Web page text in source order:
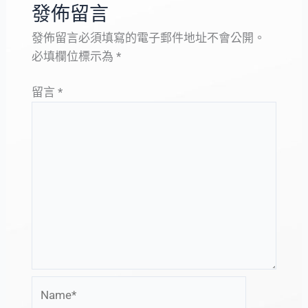
發佈留言
發佈留言必須填寫的電子郵件地址不會公開。
必填欄位標示為 *
留言 *